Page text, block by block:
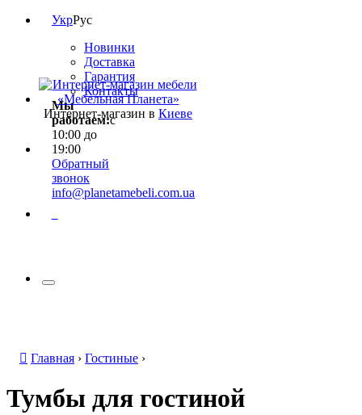
УкрРус
Новинки
Доставка
Гарантия
Контакты
Мы
работаем:с
10:00 до
19:00
Обратный
звонок
info@planetamebeli.com.ua
Интернет-магазин в Киеве
Главная › Гостиные ›
Тумбы для гостиной